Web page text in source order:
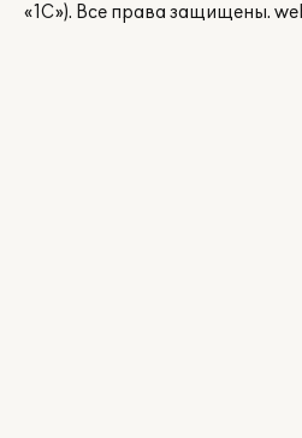
«1С»). Все права защищены.